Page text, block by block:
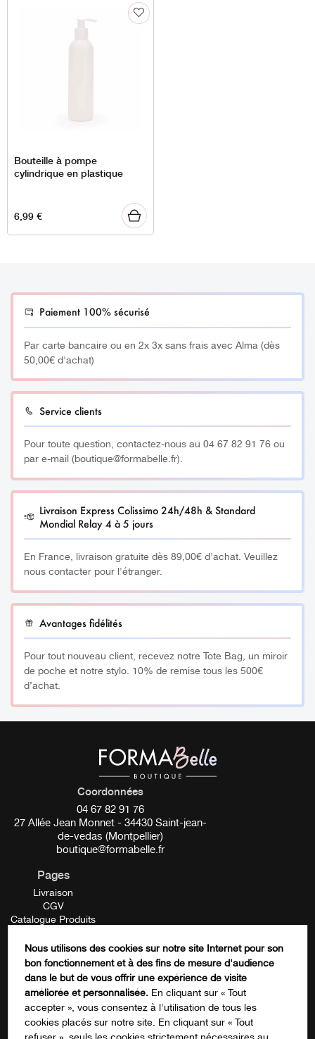
Bouteille à pompe
cylindrique en plastique
6,99€
Paiement 100% sécurisé
Par carte bancaire ou en 2x 3x sans frais avec Alma (dès
50,00€ d'achat)
Service clients
Pour toute question, contactez-nous au 04 67 82 91 76 ou
par e-mail (boutique@formabelle.fr).
Livraison Express Colissimo 24h/48h & Standard
Mondial Relay 4 à 5 jours
En France, livraison gratuite dès 89,00€ d'achat. Veuillez
nous contacter pour l'étranger.
Avantages fidélités
Pour tout nouveau client, recevez notre Tote Bag, un miroir
de poche et notre stylo. 10% de remise tous les 500€
d’achat.
Email
Ce champ n’est utilisé qu’à des fins de
Coordonnées
04 67 82 91 76
27 Allée Jean Monnet - 34430 Saint-jean-
de-vedas (Montpellier)
boutique@formabelle.fr
Pages
Livraison
CGV
Catalogue Produits
Contactez-nous
FORMATION
Nous utilisons des cookies sur notre site Internet pour son
bon fonctionnement et à des fins de mesure d'audience
dans le but de vous offrir une expérience de visite
améliorée et personnalisée. En cliquant sur « Tout
accepter », vous consentez à l'utilisation de tous les
cookies placés sur notre site. En cliquant sur « Tout